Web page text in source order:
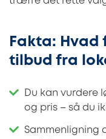
Fakta: Hvad
tilbud fra
Du kan vurdere
og pris – så du
Sammenligning